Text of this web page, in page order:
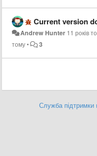
Current version
Andrew Hunter 11 років
тому• 3
Служба підтримки